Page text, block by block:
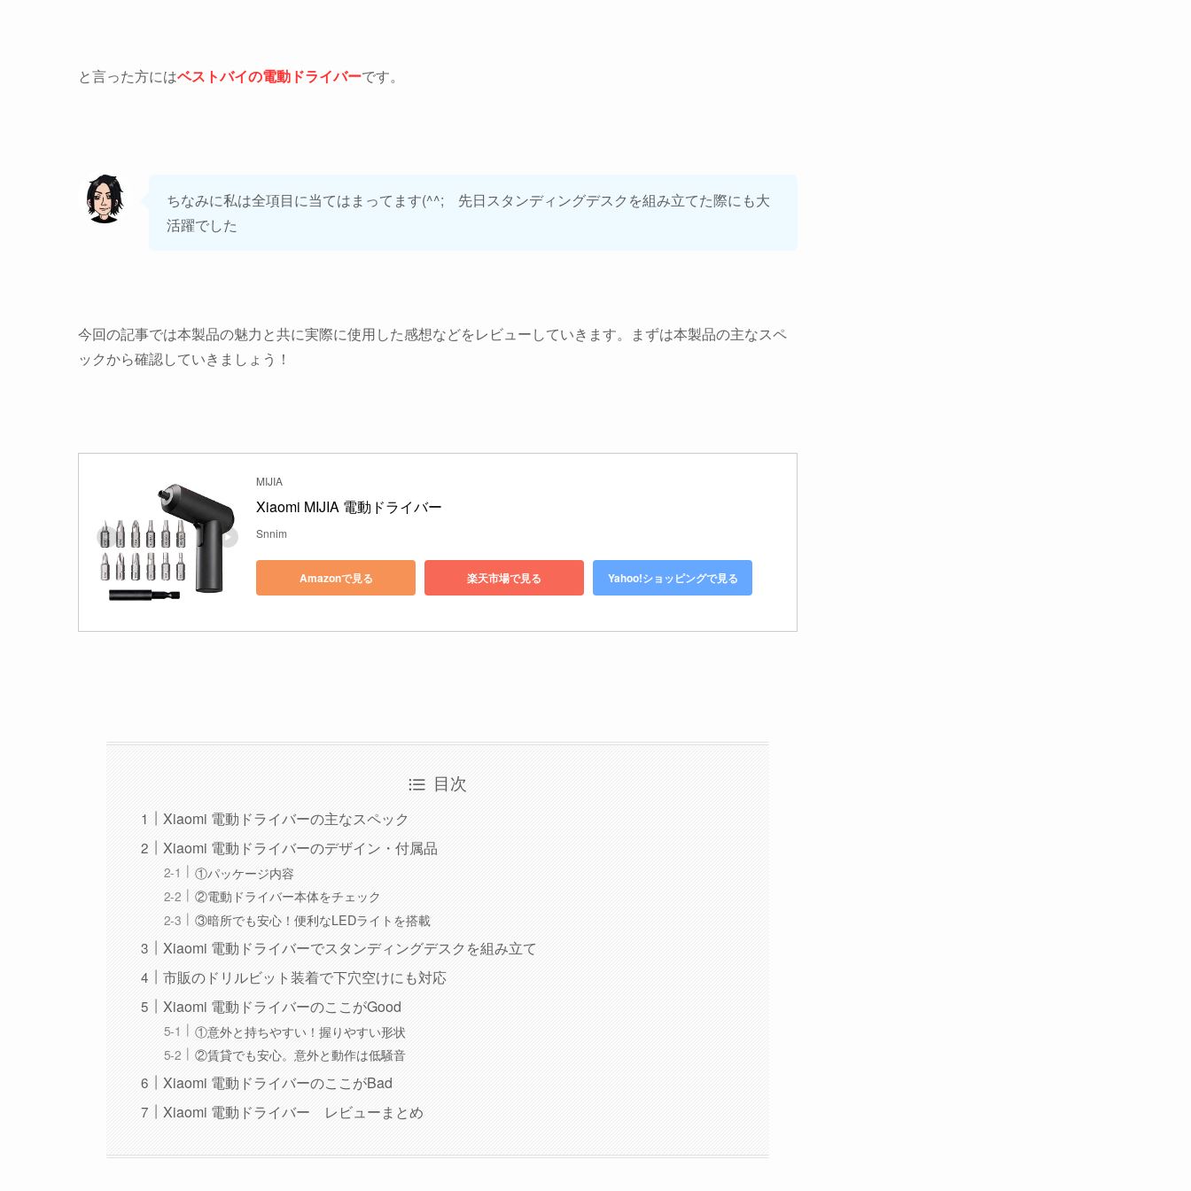
と言った方にはベストバイの電動ドライバーです。
ちなみに私は全項目に当てはまってます(^^; 先日スタンディングデスクを組み立てた際にも大
活躍でした
今回の記事では本製品の魅力と共に実際に使用した感想などをレビューしていきます。まずは本製品の主なスペ
ックから確認していきましょう！
MIJIA
Xiaomi MIJIA 電動ドライバー
Snnim
Amazonで見る 楽天市場で見る Yahoo!ショッピングで見る
目次
Xiaomi 電動ドライバーの主なスペック
Xiaomi 電動ドライバーのデザイン・付属品
①パッケージ内容
②電動ドライバー本体をチェック
③暗所でも安心！便利なLEDライトを搭載
Xiaomi 電動ドライバーでスタンディングデスクを組み立て
市販のドリルビット装着で下穴空けにも対応
Xiaomi 電動ドライバーのここがGood
①意外と持ちやすい！握りやすい形状
②賃貸でも安心。意外と動作は低騒音
Xiaomi 電動ドライバーのここがBad
Xiaomi 電動ドライバー レビューまとめ